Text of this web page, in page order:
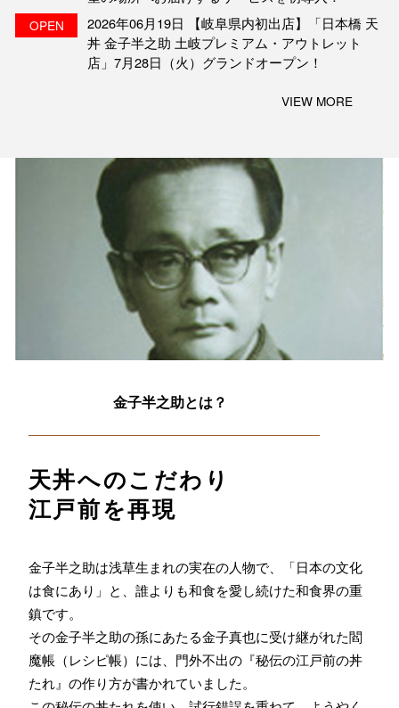
OPEN
2026年06月19日 【岐阜県内初出店】「日本橋 天
丼 金子半之助 土岐プレミアム・アウトレット
店」7月28日（火）グランドオープン！
VIEW MORE
金子半之助とは？
天丼へのこだわり
江戸前を再現
金子半之助は浅草生まれの実在の人物で、「日本の文化
は食にあり」と、誰よりも和食を愛し続けた和食界の重
鎮です。
その金子半之助の孫にあたる金子真也に受け継がれた閻
魔帳（レシピ帳）には、門外不出の『秘伝の江戸前の丼
たれ』の作り方が書かれていました。